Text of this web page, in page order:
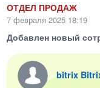
ОТДЕЛ ПРОДАЖ
7 февраля 2025 18:19
Добавлен новый
bitrix